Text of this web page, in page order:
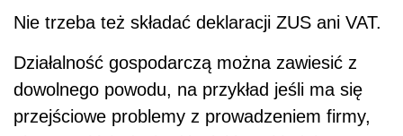
Nie trzeba też składać deklaracji ZUS ani VAT.
Działalność gospodarczą można zawiesić z
dowolnego powodu, na przykład jeśli ma się
przejściowe problemy z prowadzeniem firmy,